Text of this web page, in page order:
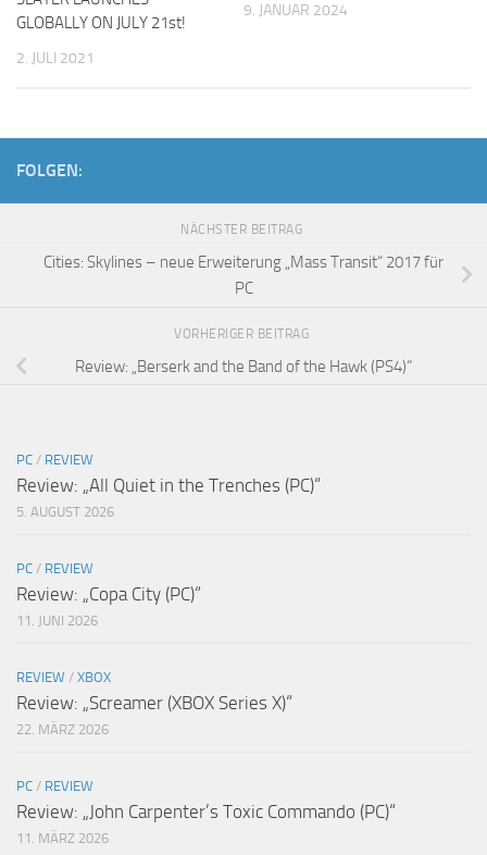
GLOBALLY ON JULY 21st!
2. JULI 2021
9. JANUAR 2024
FOLGEN:
NÄCHSTER BEITRAG
Cities: Skylines – neue Erweiterung „Mass Transit“ 2017 für
PC
VORHERIGER BEITRAG
Review: „Berserk and the Band of the Hawk (PS4)“
PC / REVIEW
Review: „All Quiet in the Trenches (PC)“
5. AUGUST 2026
PC / REVIEW
Review: „Copa City (PC)“
11. JUNI 2026
REVIEW / XBOX
Review: „Screamer (XBOX Series X)“
22. MÄRZ 2026
PC / REVIEW
Review: „John Carpenter’s Toxic Commando (PC)“
11. MÄRZ 2026